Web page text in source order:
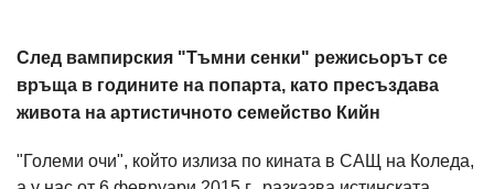
След вампирския "Тъмни сенки" режисьорът се
връща в годините на попарта, като пресъздава
живота на артистичното семейство Кийн
"Големи очи", който излиза по кината в САЩ на Коледа,